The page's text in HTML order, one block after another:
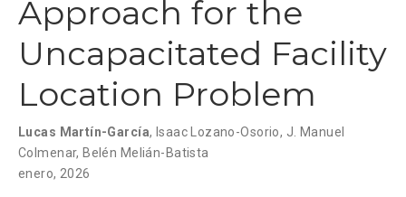
Approach for the
Uncapacitated Facility
Location Problem
Lucas Martín-García, Isaac Lozano-Osorio, J. Manuel
Colmenar, Belén Melián-Batista
enero, 2026